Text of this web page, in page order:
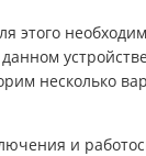
этого
несколько
и